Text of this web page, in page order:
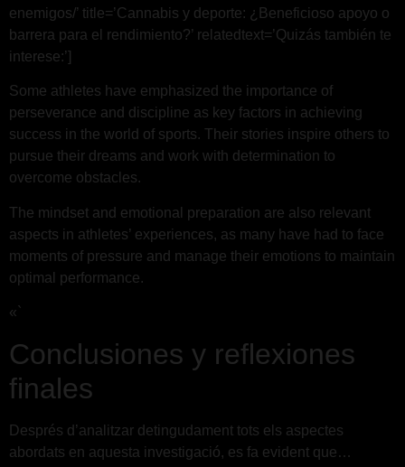
enemigos/’ title=’Cannabis y deporte: ¿Beneficioso apoyo o
barrera para el rendimiento?’ relatedtext=’Quizás también te
interese:’]
Some athletes have emphasized the importance of
perseverance and discipline as key factors in achieving
success in the world of sports. Their stories inspire others to
pursue their dreams and work with determination to
overcome obstacles.
The mindset and emotional preparation are also relevant
aspects in athletes’ experiences, as many have had to face
moments of pressure and manage their emotions to maintain
optimal performance.
«`
Conclusiones y reflexiones
finales
Després d’analitzar detingudament tots els aspectes
abordats en aquesta investigació, es fa evident que…